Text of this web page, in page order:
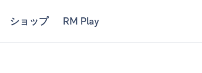
ショップ RM Play